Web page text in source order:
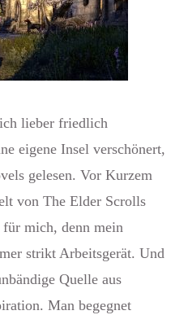
lieber friedlich
eigene Insel verschönert,
gelesen. Vor Kurzem
von The Elder Scrolls
mich, denn mein
strikt Arbeitsgerät. Und
Quelle aus
Man begegnet